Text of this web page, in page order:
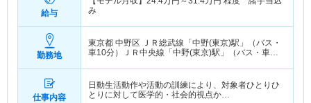
給与
み
勤務地
東京都 中野区
ＪＲ総武線「中野(東京)駅」（バス・
車10分）ＪＲ中央線「中野(東京)駅」（バス・車10
仕事内容
日動生活動作や活動の訓練により、対象者ひとりひ
とりに対して医学的・社会的視点か…